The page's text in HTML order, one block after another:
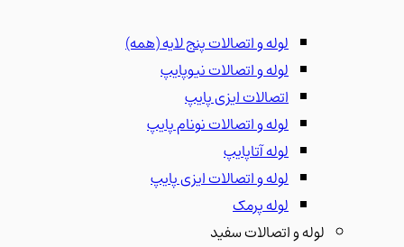
لوله و اتصالات پنج لایه(همه)
لوله و اتصالات نیوپایپ
اتصالات ایزی پایپ
لوله و اتصالات نونام پایپ
لوله آتاپایپ
لوله و اتصالات ایزی پایپ
لوله پرمک
لوله و اتصالات سفید